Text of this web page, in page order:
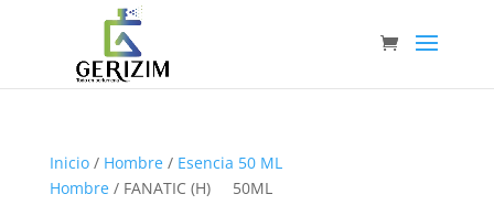
Inicio/ Hombre/ Esencia 50 ML
Hombre/ FANATIC (H) 50ML